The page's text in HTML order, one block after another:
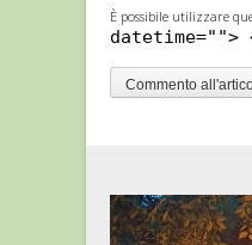
È possibile utilizzare
datetime="">